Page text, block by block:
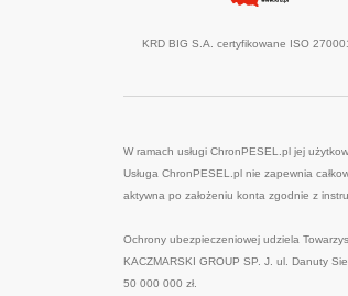
KRD BIG S.A. certyfikowane ISO
W ramach usługi ChronPESEL.pl jej
Usługa ChronPESEL.pl nie zapewnia
aktywna po założeniu konta zgodnie z
Ochrony ubezpieczeniowej udziela
KACZMARSKI GROUP SP. J. ul. Danuty
50 000 000 zł.